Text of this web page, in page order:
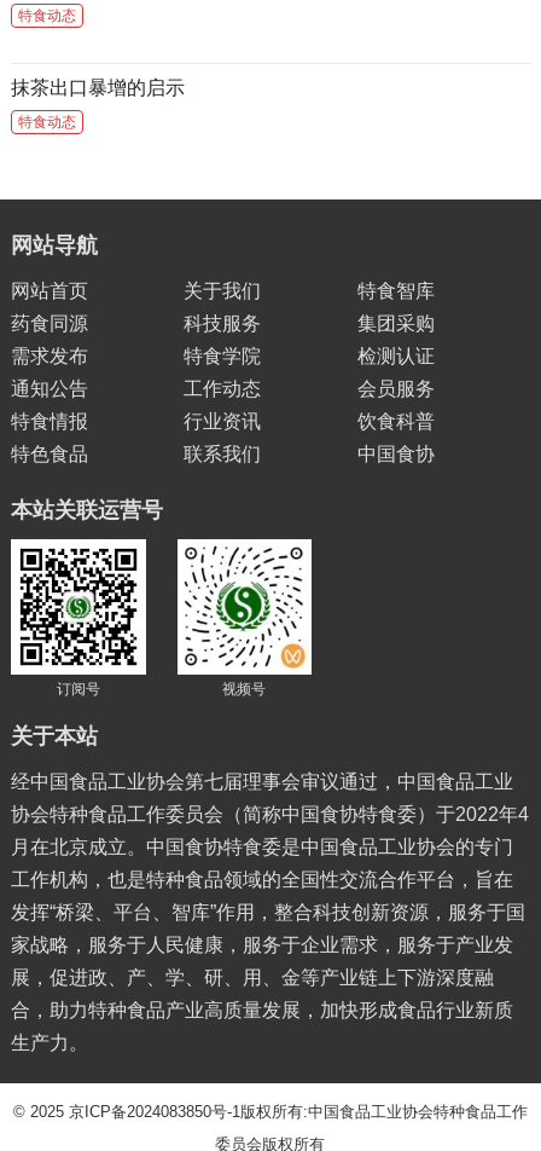
特食动态
抹茶出口暴增的启示
特食动态
网站导航
网站首页 关于我们
特食智库
药食同源
科技服务
集团采购
需求发布
特食学院
检测认证
通知公告
工作动态
会员服务
特食情报
行业资讯
饮食科普
特色食品
联系我们 中国食协
本站关联运营号
订阅号 视频号
关于本站
经中国食品工业协会第七届理事会审议通过，中国食品工业
协会特种食品工作委员会（简称中国食协特食委）于2022年4
月在北京成立。中国食协特食委是中国食品工业协会的专门
工作机构，也是特种食品领域的全国性交流合作平台，旨在
发挥“桥梁、平台、智库”作用，整合科技创新资源，服务于国
家战略，服务于人民健康，服务于企业需求，服务于产业发
展，促进政、产、学、研、用、金等产业链上下游深度融
合，助力特种食品产业高质量发展，加快形成食品行业新质
生产力。
© 2025 京ICP备2024083850号-1 版权所有:中国食品工业协会特种食品工作
委员会版权所有